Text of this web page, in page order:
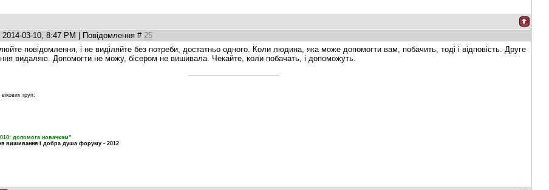
2014-03-10, 8:47 PM | Повідомлення # 25
повідомлення, і не виділяйте без потреби, достатньо одного. Коли людина, яка може допомогти вам, побачить, тоді і відповість. Друге
видаляю. Допомогти не можу, бісером не вишивала. Чекайте, коли побачать, і допоможуть.
груп:
допомога новачкам"
вишивання і добра душа форуму - 2012